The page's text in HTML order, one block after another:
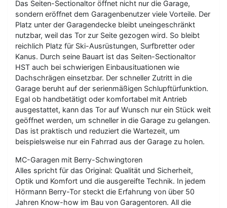
Das Seiten-Sectionaltor öffnet nicht nur die Garage,
sondern eröffnet dem Garagenbenutzer viele Vorteile. Der
Platz unter der Garagendecke bleibt uneingeschränkt
nutzbar, weil das Tor zur Seite gezogen wird. So bleibt
reichlich Platz für Ski-Ausrüstungen, Surfbretter oder
Kanus. Durch seine Bauart ist das Seiten-Sectionaltor
HST auch bei schwierigen Einbausituationen wie
Dachschrägen einsetzbar. Der schneller Zutritt in die
Garage beruht auf der serienmäßigen Schlupftürfunktion.
Egal ob handbetätigt oder komfortabel mit Antrieb
ausgestattet, kann das Tor auf Wunsch nur ein Stück weit
geöffnet werden, um schneller in die Garage zu gelangen.
Das ist praktisch und reduziert die Wartezeit, um
beispielsweise nur ein Fahrrad aus der Garage zu holen.
MC-Garagen mit Berry-Schwingtoren
Alles spricht für das Original: Qualität und Sicherheit,
Optik und Komfort und die ausgereifte Technik. In jedem
Hörmann Berry-Tor steckt die Erfahrung von über 50
Jahren Know-how im Bau von Garagentoren. All die